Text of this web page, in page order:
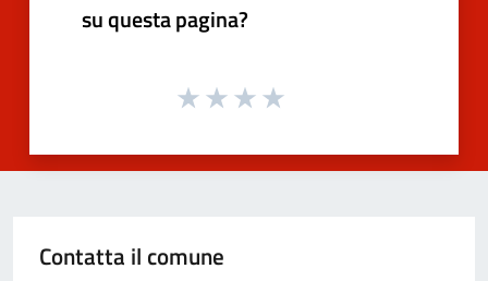
su questa pagina?
Contatta il comune